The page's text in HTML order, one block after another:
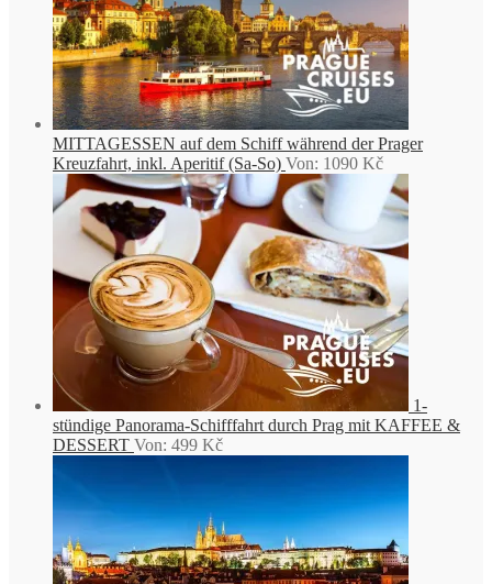
MITTAGESSEN auf dem Schiff während der Prager
Kreuzfahrt, inkl. Aperitif (Sa-So) Von: 1090 Kč
1-
stündige Panorama-Schifffahrt durch Prag mit KAFFEE &
DESSERT Von: 499 Kč